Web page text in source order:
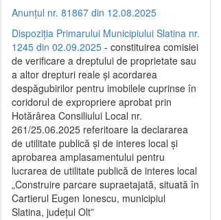
Anunțul nr. 81867 din 12.08.2025
Dispoziția Primarului Municipiului Slatina nr.
1245 din 02.09.2025 - constituirea comisiei
de verificare a dreptului de proprietate sau
a altor drepturi reale și acordarea
despăgubirilor pentru imobilele cuprinse în
coridorul de expropriere aprobat prin
Hotărârea Consiliului Local nr.
261/25.06.2025 referitoare la declararea
de utilitate publică și de interes local și
aprobarea amplasamentului pentru
lucrarea de utilitate publică de interes local
„Construire parcare supraetajată, situată în
Cartierul Eugen Ionescu, municipiul
Slatina, județul Olt”